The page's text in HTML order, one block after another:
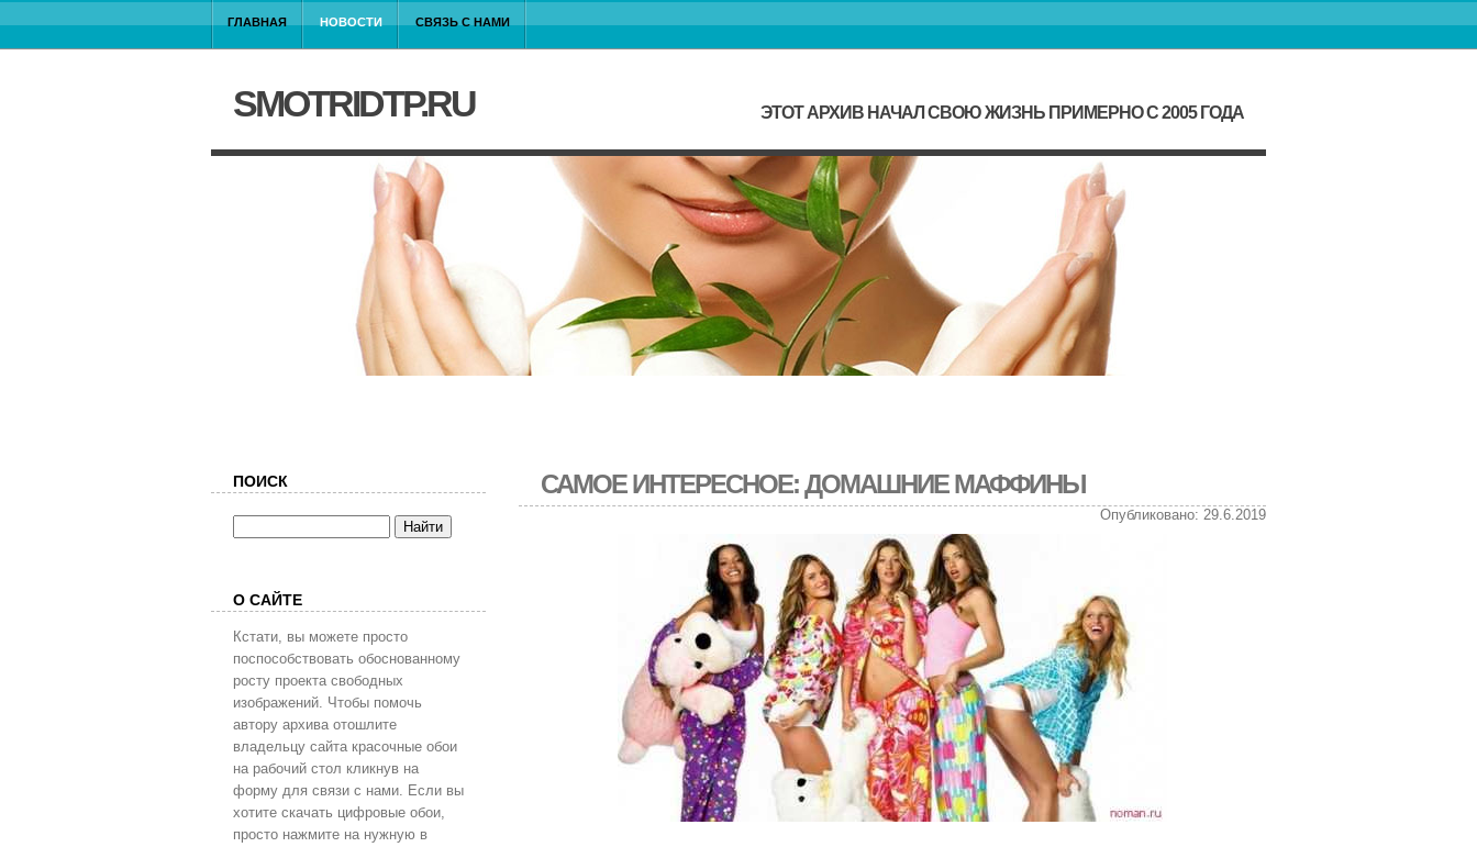
ГЛАВНАЯ НОВОСТИ СВЯЗЬ С НАМИ
SMOTRIDTP.RU ЭТОТ АРХИВ НАЧАЛ СВОЮ ЖИЗНЬ ПРИМЕРНО С 2005 ГОДА
САМОЕ ИНТЕРЕСНОЕ: ДОМАШНИЕ МАФФИНЫ
Опубликовано: 29.6.2019
ПОИСК
О САЙТЕ
Кстати, вы можете просто
поспособствовать обоснованному
росту проекта свободных
изображений. Чтобы помочь
автору архива отошлите
владельцу сайта красочные обои
на рабочий стол кликнув на
форму для связи с нами. Если вы
хотите скачать цифровые обои,
просто нажмите на нужную в